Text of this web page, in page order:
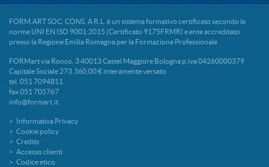
FORM.ART SOC. CONS. A R.L. è un sistema formativo certificato secondo le
norme UNI EN ISO 9001:2015 (Certificato 9175FRMR) e ente accreditato
presso la Regione Emilia Romagna per la Formazione Professionale
FORMart via Ronco, 3 40013 Castel Maggiore Bologna p.iva 04260000379
Capitale Sociale 273.360,00 € interamente versato
tel. 051 7094811
fax 051 705767
info@formart.it
Informativa Privacy
Cookie policy
Credits
Accesso clienti
Codice etico